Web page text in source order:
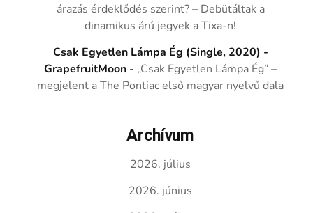
árazás érdeklődés szerint? – Debütáltak a
dinamikus árú jegyek a Tixa-n!
Csak Egyetlen Lámpa Ég (Single, 2020) -
GrapefruitMoon - „Csak Egyetlen Lámpa Ég” –
megjelent a The Pontiac első magyar nyelvű dala
Archívum
2026. július
2026. június